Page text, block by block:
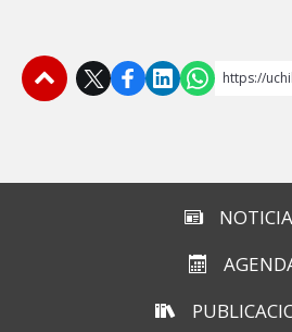
https://